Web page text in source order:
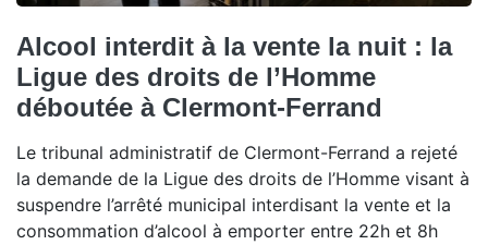
Alcool interdit à la vente la nuit : la
Ligue des droits de l’Homme
déboutée à Clermont-Ferrand
Le tribunal administratif de Clermont-Ferrand a rejeté
la demande de la Ligue des droits de l’Homme visant à
suspendre l’arrêté municipal interdisant la vente et la
consommation d’alcool à emporter entre 22h et 8h